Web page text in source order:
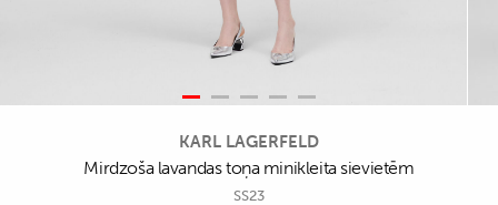
KARL LAGERFELD
Mirdzoša lavandas toņa minikleita sievietēm
SS23